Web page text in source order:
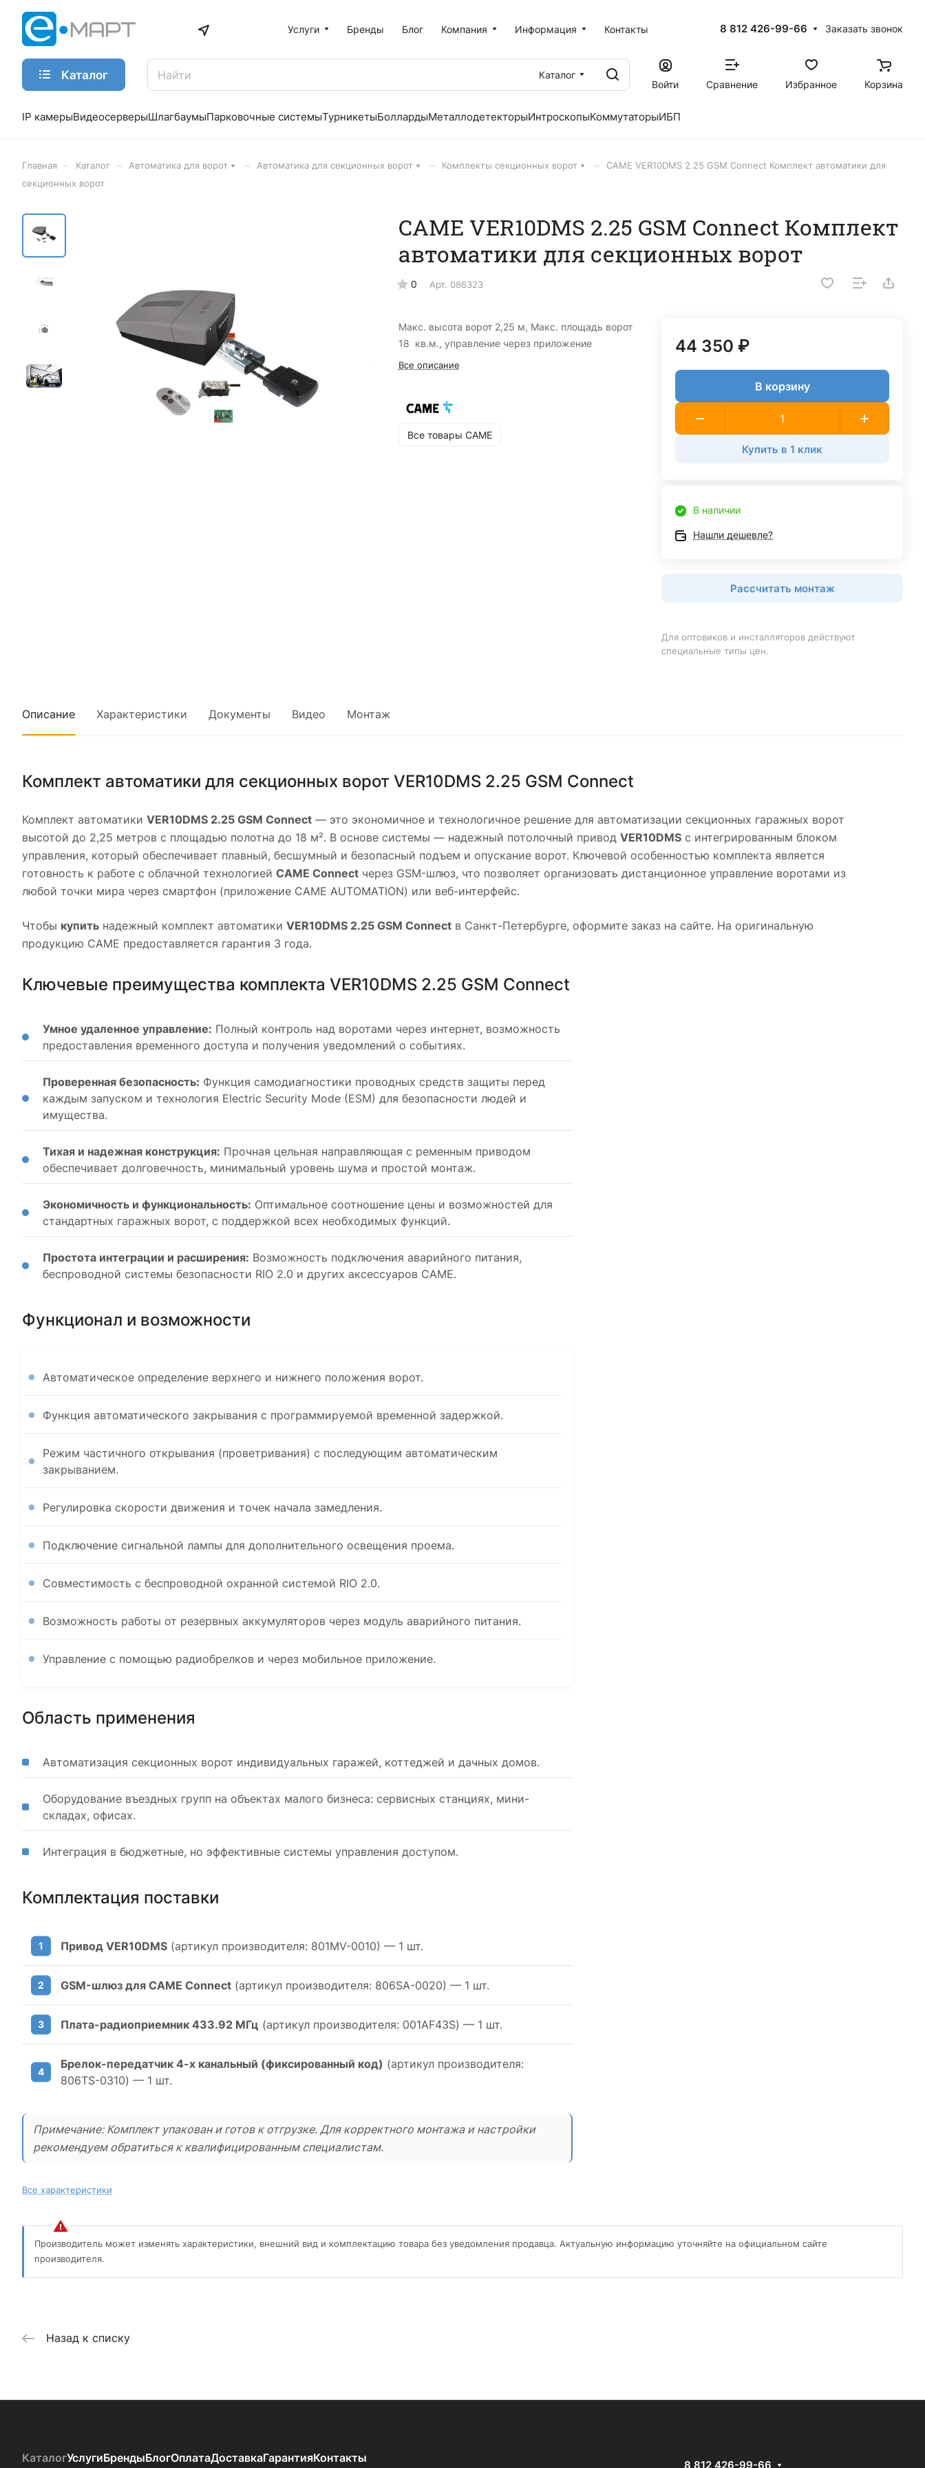
Услуги Бренды Блог Компания Информация Контакты 8 812 426-99-66 Заказать звонок
Каталог
Каталог
Войти
Сравнение Избранное Корзина
IP камерыВидеосерверыШлагбаумыПарковочные системыТурникетыБоллардыМеталлодетекторыИнтроскопыКоммутаторыИБП
Главная Каталог Автоматика для ворот Автоматика для секционных ворот Комплекты секционных ворот
CAME VER10DMS 2.25 GSM Connect Комплект автоматики для
секционных ворот
CAME VER10DMS 2.25 GSM Connect Комплект
автоматики для секционных ворот
0 Арт. 086323
Макс. высота ворот 2,25 м, Макс. площадь ворот
18 кв.м., управление через приложение
Все описание
Все товары CAME
44 350 ₽
В корзину
Купить в 1 клик
В наличии
Нашли дешевле?
Рассчитать монтаж
Для оптовиков и инсталляторов действуют
специальные типы цен.
Описание Характеристики Документы Видео Монтаж
Комплект автоматики для секционных ворот VER10DMS 2.25 GSM Connect
Комплект автоматики VER10DMS 2.25 GSM Connect — это экономичное и технологичное решение для автоматизации секционных гаражных ворот
высотой до 2,25 метров с площадью полотна до 18 м². В основе системы — надежный потолочный привод VER10DMS с интегрированным блоком
управления, который обеспечивает плавный, бесшумный и безопасный подъем и опускание ворот. Ключевой особенностью комплекта является
готовность к работе с облачной технологией CAME Connect через GSM-шлюз, что позволяет организовать дистанционное управление воротами из
любой точки мира через смартфон (приложение CAME AUTOMATION) или веб-интерфейс.
Чтобы купить надежный комплект автоматики VER10DMS 2.25 GSM Connect в Санкт-Петербурге, оформите заказ на сайте. На оригинальную
продукцию CAME предоставляется гарантия 3 года.
Ключевые преимущества комплекта VER10DMS 2.25 GSM Connect
Умное удаленное управление: Полный контроль над воротами через интернет, возможность
предоставления временного доступа и получения уведомлений о событиях.
Проверенная безопасность: Функция самодиагностики проводных средств защиты перед
каждым запуском и технология Electric Security Mode (ESM) для безопасности людей и
имущества.
Тихая и надежная конструкция: Прочная цельная направляющая с ременным приводом
обеспечивает долговечность, минимальный уровень шума и простой монтаж.
Экономичность и функциональность: Оптимальное соотношение цены и возможностей для
стандартных гаражных ворот, с поддержкой всех необходимых функций.
Простота интеграции и расширения: Возможность подключения аварийного питания,
беспроводной системы безопасности RIO 2.0 и других аксессуаров CAME.
Функционал и возможности
Автоматическое определение верхнего и нижнего положения ворот.
Функция автоматического закрывания с программируемой временной задержкой.
Режим частичного открывания (проветривания) с последующим автоматическим
закрыванием.
Регулировка скорости движения и точек начала замедления.
Подключение сигнальной лампы для дополнительного освещения проема.
Совместимость с беспроводной охранной системой RIO 2.0.
Возможность работы от резервных аккумуляторов через модуль аварийного питания.
Управление с помощью радиобрелков и через мобильное приложение.
Область применения
Автоматизация секционных ворот индивидуальных гаражей, коттеджей и дачных домов.
Оборудование въездных групп на объектах малого бизнеса: сервисных станциях, мини-
складах, офисах.
Интеграция в бюджетные, но эффективные системы управления доступом.
Комплектация поставки
Привод VER10DMS (артикул производителя: 801MV-0010) — 1 шт.
GSM-шлюз для CAME Connect (артикул производителя: 806SA-0020) — 1 шт.
Плата-радиоприемник 433.92 МГц (артикул производителя: 001AF43S) — 1 шт.
Брелок-передатчик 4-х канальный (фиксированный код) (артикул производителя:
806TS-0310) — 1 шт.
Примечание: Комплект упакован и готов к отгрузке. Для корректного монтажа и настройки
рекомендуем обратиться к квалифицированным специалистам.
Все характеристики
Производитель может изменять характеристики, внешний вид и комплектацию товара без уведомления продавца. Актуальную информацию уточняйте на официальном сайте
производителя.
Назад к списку
КаталогУслугиБрендыБлогОплатаДоставкаГарантияКонтакты
8 812 426-99-66